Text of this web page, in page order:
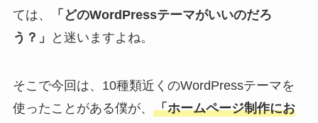
ては、
「どのWordPressテーマがいいのだろ
う？」
と迷いますよね。
そこで今回は、10種類近くのWordPressテーマを
使ったことがある僕が、 「ホームページ制作にお